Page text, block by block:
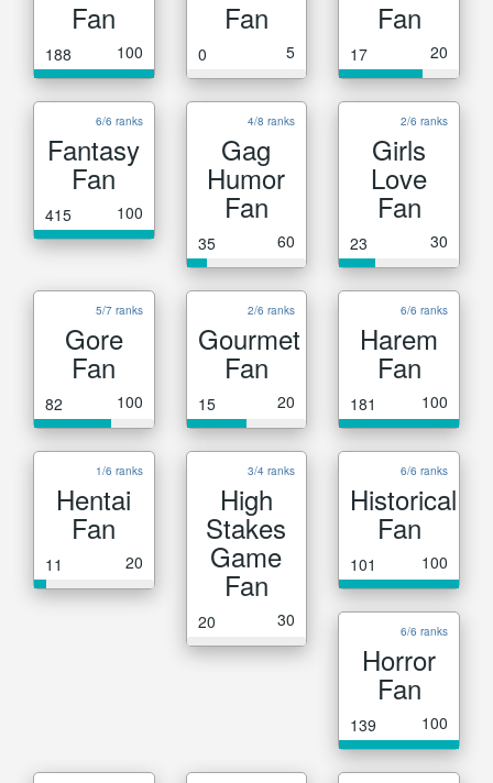
Fan
188 100
Fan
0 5
Fan
17 20
6/6 ranks
Fantasy
Fan
415 100
4/8 ranks
Gag
Humor
Fan
35 60
2/6 ranks
Girls
Love
Fan
23 30
5/7 ranks
Gore
Fan
82 100
2/6 ranks
Gourmet
Fan
15 20
6/6 ranks
Harem
Fan
181 100
1/6 ranks
Hentai
Fan
11 20
3/4 ranks
High
Stakes
Game
Fan
20 30
6/6 ranks
Historical
Fan
101 100
6/6 ranks
Horror
Fan
139 100